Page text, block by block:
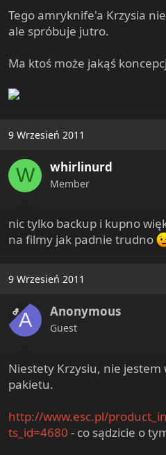
Tego amryknife'a Krzysia
ale spróbuje jutro.
Ma ktoś może jakąś
9 Wrzesień 2011
W whirlinurd
Member
nic tylko backup i kupno
na filmy jak padnie trudno
9 Wrzesień 2011
OPA Anonymous
Guest
Niestety Krzysiu, nie jestem
pakietu.
http://www.esc.pl/
ts_id=4680 - co sądzicie o